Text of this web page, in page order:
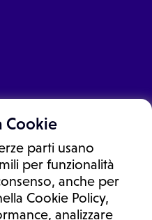
Cookie
parti usano
per funzionalità
anche per
Cookie Policy,
analizzare
non sono un consulto medico.
sostituiscono un consulto, una
Non si devono considerare